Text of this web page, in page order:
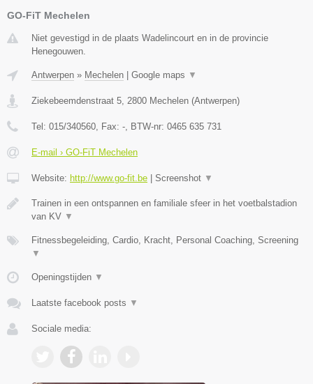
GO-FiT Mechelen
Niet gevestigd in de plaats Wadelincourt en in de provincie
Henegouwen.
Antwerpen » Mechelen | Google maps ▼
Ziekebeemdenstraat 5 2800 Mechelen (Antwerpen)
Tel: 015/340560 , Fax: - , BTW-nr: 0465 635 731
E-mail › GO-FiT Mechelen
Website: http://www.go-fit.be | Screenshot ▼
Trainen in een ontspannen en familiale sfeer in het voetbalstadion
van KV ▼
Fitnessbegeleiding, Cardio, Kracht, Personal Coaching, Screening
▼
Openingstijden ▼
Laatste facebook posts ▼
Sociale media: